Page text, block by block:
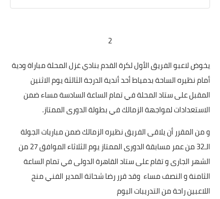
2
يخوض لاعبو الفريق الأول لكرة القدم بنادي غزل المحلة مباراة ودية
أمام نظيره الساحة بدمياط أحد أندية الدرجة الثالثة يوم الاثنين
المقبل على ستاد المحلة في تمام الساعة السادسة مساء ضمن
الاستعدادات لمواجهة الزمالك في بطولة الدورى الممتاز.
و من المقرر أن يلاقى الفريق نظيره الزمالك ضمن مباريات الجولة
الـ32 من عمر مسابقة الدورى الممتاز يوم الثلاثاء الموافق 27 من
الشهر الجارى و تقام على ستاد القاهرة الدولى في تمام الساعة
الثامنة و النصف مساء وقد قرر رضا شحاتة المدير الفني منح
اللاعبين راحة من التدريبات اليوم